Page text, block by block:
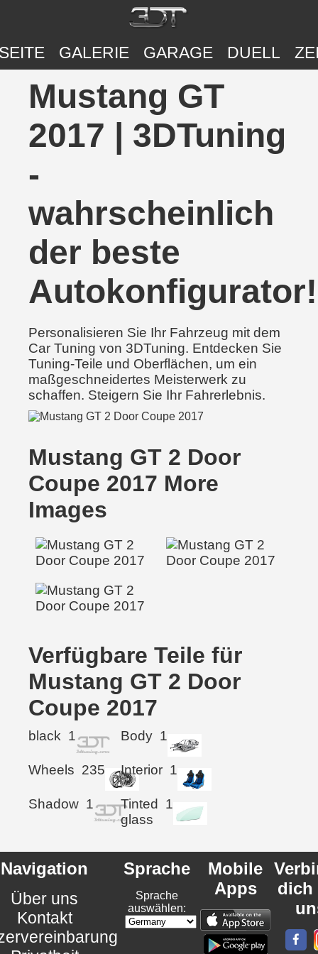
GALERIE GARAGE DUELL
Mustang GT
2017 | 3DTuning
-
wahrscheinlich
der beste
Autokonfigurator!
Personalisieren Sie Ihr Fahrzeug mit dem
Car Tuning von 3DTuning. Entdecken Sie
Tuning-Teile und Oberflächen, um ein
maßgeschneidertes Meisterwerk zu
schaffen. Steigern Sie Ihr Fahrerlebnis.
Mustang GT 2 Door
Coupe 2017 More
Images
Verfügbare Teile für
Mustang GT 2 Door
Coupe 2017
black 1 Body 1
Wheels 235 Interior 1
Shadow 1
Tinted
glass
1
Navigation
Über uns
Kontakt
Sprache
Sprache
auswählen:
Mobile
Apps
dich